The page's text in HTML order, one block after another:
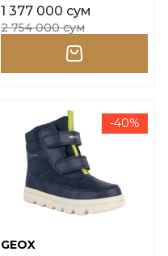
1 377 000 сум
2 754 000 сум
-40%
GEOX